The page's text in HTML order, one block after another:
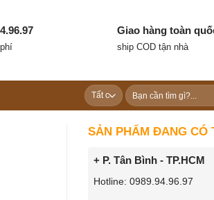
Giao hàng toàn
ship COD tận nhà
Tìm
kiếm:
SẢN PHẨM ĐANG CÓ
+ P. Tân Bình - TP.HCM
Hotline: 0989.94.96.97